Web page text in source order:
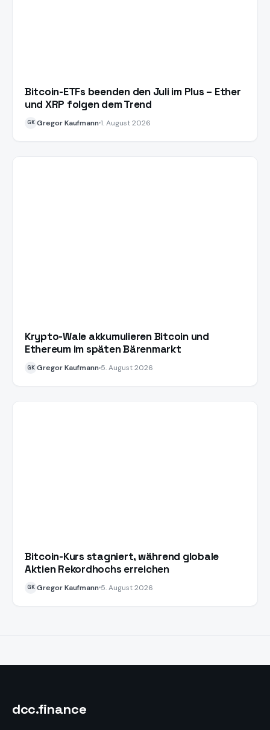
Bitcoin-ETFs beenden den Juli im Plus – Ether
und XRP folgen dem Trend
GK Gregor Kaufmann1. August 2026
Krypto-Wale akkumulieren Bitcoin und
Ethereum im späten Bärenmarkt
GK Gregor Kaufmann 5. August 2026
Bitcoin-Kurs stagniert, während globale
Aktien Rekordhochs erreichen
GK Gregor Kaufmann 5. August 2026
dcc.finance